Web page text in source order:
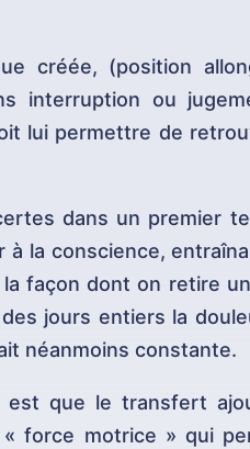
créée, (position
interruption ou
lui permettre de
dans un premier
la conscience,
façon dont on retire
jours entiers la
néanmoins constante.
est que le transfert
« force motrice » qui